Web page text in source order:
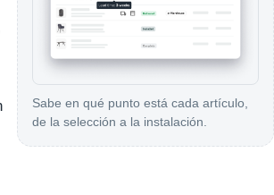
Sabe en qué punto está cada artículo,
de la selección a la instalación.